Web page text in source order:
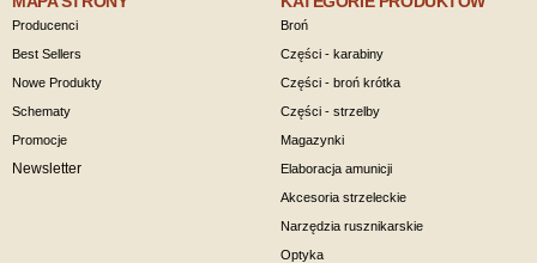
Producenci
Best Sellers
Nowe Produkty
Schematy
Promocje
Newsletter
Broń
Części - karabiny
Części - broń krótka
Części - strzelby
Magazynki
Elaboracja amunicji
Akcesoria strzeleckie
Narzędzia rusznikarskie
Optyka